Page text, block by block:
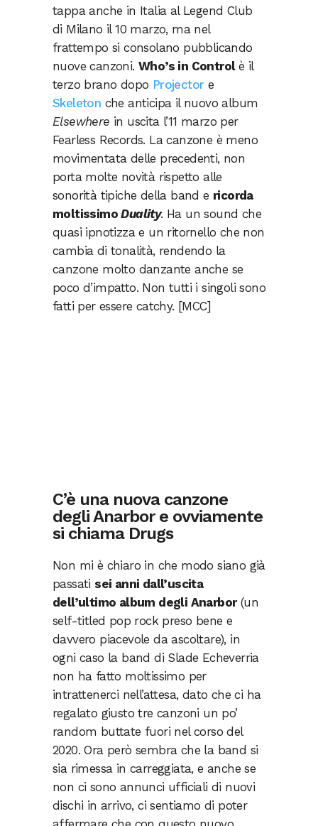
tappa anche in Italia al Legend Club
di Milano il 10 marzo, ma nel
frattempo si consolano pubblicando
nuove canzoni.Who’s in Control è il
terzo brano dopo Projectore
Skeleton che anticipa il nuovo album
Elsewhere in uscita l’11 marzo per
Fearless Records. La canzone è meno
movimentata delle precedenti, non
porta molte novità rispetto alle
sonorità tipiche della band e ricorda
moltissimoDuality. Ha un sound che
quasi ipnotizza e un ritornello che non
cambia di tonalità, rendendo la
canzone molto danzante anche se
poco d’impatto. Non tutti i singoli sono
fatti per essere catchy. [MCC]
C’è una nuova canzone
degli Anarbor e ovviamente
si chiama Drugs
Non mi è chiaro in che modo siano già
passati sei anni dall’uscita
dell’ultimo album degli Anarbor(un
self-titled pop rock preso bene e
davvero piacevole da ascoltare), in
ogni caso la band di Slade Echeverria
non ha fatto moltissimo per
intrattenerci nell’attesa, dato che ci ha
regalato giusto tre canzoni un po’
random buttate fuori nel corso del
2020. Ora però sembra che la band si
sia rimessa in carreggiata, e anche se
non ci sono annunci ufficiali di nuovi
dischi in arrivo, ci sentiamo di poter